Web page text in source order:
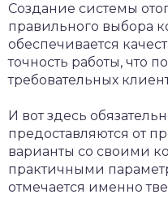
Создание системы
правильного выбора
обеспечивается
точность работы, что
требовательных
И вот здесь
предоставляются от
варианты со своими
практичными
отмечается именно